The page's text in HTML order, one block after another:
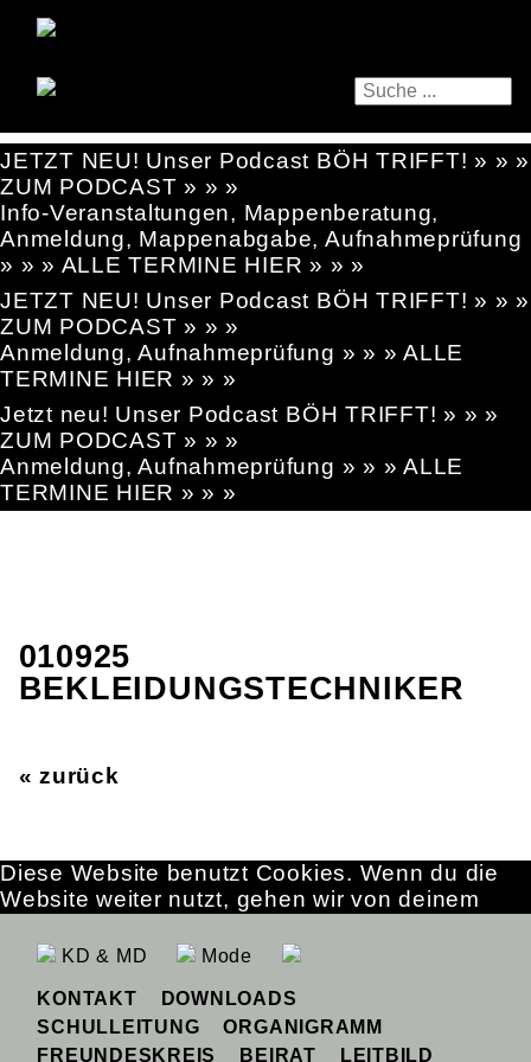
JETZT NEU! Unser Podcast BÖH TRIFFT! » » »
ZUM PODCAST » » »
Info-Veranstaltungen, Mappenberatung,
Anmeldung, Mappenabgabe, Aufnahmeprüfung
» » » ALLE TERMINE HIER » » »
JETZT NEU! Unser Podcast BÖH TRIFFT! » » »
ZUM PODCAST » » »
Anmeldung, Aufnahmeprüfung » » » ALLE
TERMINE HIER » » »
Jetzt neu! Unser Podcast BÖH TRIFFT! » » »
ZUM PODCAST » » »
Anmeldung, Aufnahmeprüfung » » » ALLE
TERMINE HIER » » »
010925
BEKLEIDUNGSTECHNIKER
« zurück
KD & MD Mode
KONTAKT
DOWNLOADS
SCHULLEITUNG
ORGANIGRAMM
FREUNDESKREIS
BEIRAT LEITBILD
Diese Website benutzt Cookies. Wenn du die
Website weiter nutzt, gehen wir von deinem